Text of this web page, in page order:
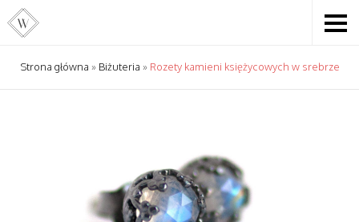
Strona główna » Biżuteria » Rozety kamieni księżycowych w srebrze